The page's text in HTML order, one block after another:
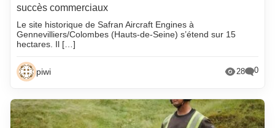
succès commerciaux
Le site historique de Safran Aircraft Engines à
Gennevilliers/Colombes (Hauts-de-Seine) s’étend sur 15
hectares. Il […]
piwi 28 0